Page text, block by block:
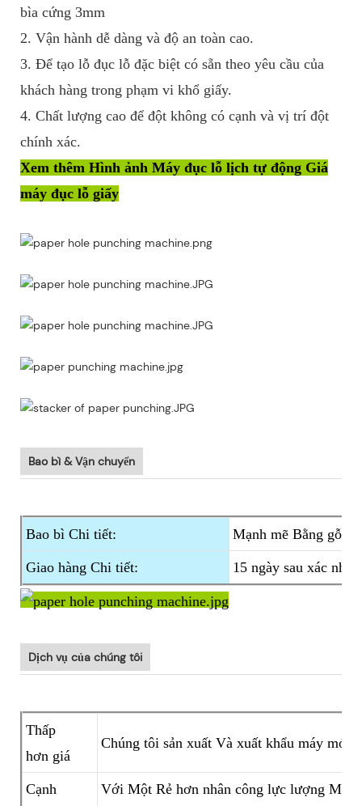
bìa cứng 3mm
2. Vận hành dễ dàng và độ an toàn cao.
3. Để tạo lỗ đục lỗ đặc biệt có sẵn theo yêu cầu của
khách hàng trong phạm vi khổ giấy.
4. Chất lượng cao để đột không có cạnh và vị trí đột
chính xác.
Xem thêm Hình ảnh Máy đục lỗ lịch tự động Giá
máy đục lỗ giấy
Bao bì & Vận chuyển
Bao bì Chi tiết: Mạnh mẽ Bằng gỗ
Giao hàng Chi tiết: 15 ngày sau xác
Dịch vụ của chúng tôi
Thấp
hơn giá
Chúng tôi sản xuất Và xuất khẩu máy móc
Cạnh
Với Một Rẻ hơn nhân công lực lượng Mà